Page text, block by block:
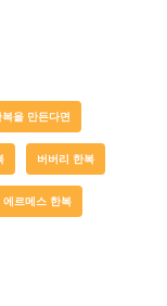
을 만든다면
버버리 한복
에르메스 한복